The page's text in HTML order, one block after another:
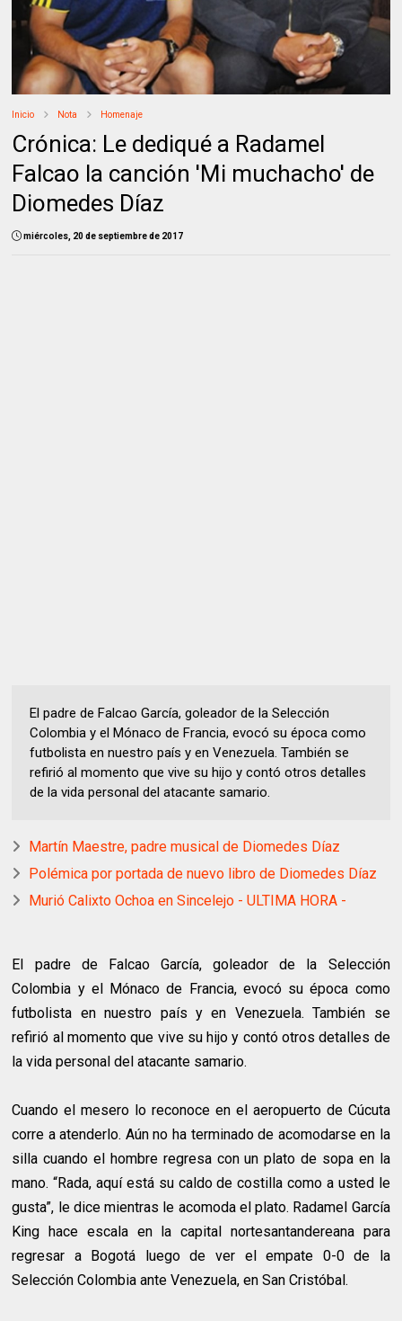
Inicio Nota Homenaje
Crónica: Le dediqué a Radamel
Falcao la canción 'Mi muchacho' de
Diomedes Díaz
miércoles, 20 de septiembre de 2017
El padre de Falcao García, goleador de la Selección
Colombia y el Mónaco de Francia, evocó su época como
futbolista en nuestro país y en Venezuela. También se
refirió al momento que vive su hijo y contó otros detalles
de la vida personal del atacante samario.
Martín Maestre, padre musical de Diomedes Díaz
Polémica por portada de nuevo libro de Diomedes Díaz
Murió Calixto Ochoa en Sincelejo - ULTIMA HORA -
El padre de Falcao García, goleador de la Selección
Colombia y el Mónaco de Francia, evocó su época como
futbolista en nuestro país y en Venezuela. También se
refirió al momento que vive su hijo y contó otros detalles de
la vida personal del atacante samario.
Cuando el mesero lo reconoce en el aeropuerto de Cúcuta
corre a atenderlo. Aún no ha terminado de acomodarse en la
silla cuando el hombre regresa con un plato de sopa en la
mano. “Rada, aquí está su caldo de costilla como a usted le
gusta”, le dice mientras le acomoda el plato. Radamel García
King hace escala en la capital nortesantandereana para
regresar a Bogotá luego de ver el empate 0-0 de la
Selección Colombia ante Venezuela, en San Cristóbal.